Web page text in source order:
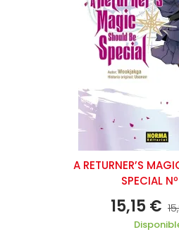
A RETURNER’S
SPECIAL
15,15 €